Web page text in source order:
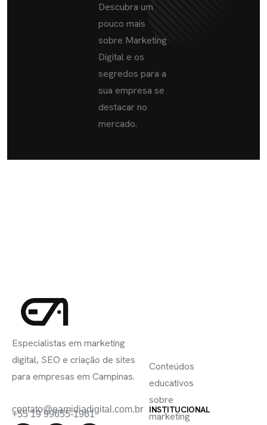
Descubra um
pouco mais
sobre Marketing
Digital e os
segredos para a
sua empresa se
destacar no
mercado.
Especialistas em marketing
digital, SEO e criação de sites
para empresas em Campinas.
contato@eamidiadigital.com.br
+55 19 99655-1961 INSTITUCIONAL
Conteúdos
educativos
sobre
marketing